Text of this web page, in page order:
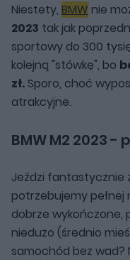
Niestety, BMW nie
2023 tak jak
sportowy do 300
kolejną "stówkę", bo
zł. Sporo, choć
atrakcyjne.
BMW M2 2023
Jeździ fantastycznie
potrzebujemy pełnej
dobrze wykończone,
niedużo (średnio
samochód bez wad?